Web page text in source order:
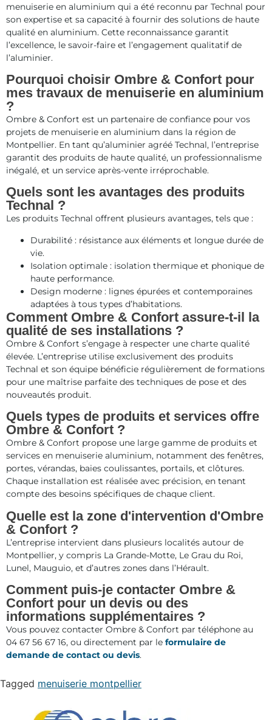
menuiserie en aluminium qui a été reconnu par Technal pour
son expertise et sa capacité à fournir des solutions de haute
qualité en aluminium. Cette reconnaissance garantit
l’excellence, le savoir-faire et l’engagement qualitatif de
l’aluminier.
Pourquoi choisir Ombre & Confort pour
mes travaux de menuiserie en aluminium
?
Ombre & Confort est un partenaire de confiance pour vos
projets de menuiserie en aluminium dans la région de
Montpellier. En tant qu’aluminier agréé Technal, l’entreprise
garantit des produits de haute qualité, un professionnalisme
inégalé, et un service après-vente irréprochable.
Quels sont les avantages des produits
Technal ?
Les produits Technal offrent plusieurs avantages, tels que :
Durabilité : résistance aux éléments et longue durée de
vie.
Isolation optimale : isolation thermique et phonique de
haute performance.
Design moderne : lignes épurées et contemporaines
adaptées à tous types d’habitations.
Comment Ombre & Confort assure-t-il la
qualité de ses installations ?
Ombre & Confort s’engage à respecter une charte qualité
élevée. L’entreprise utilise exclusivement des produits
Technal et son équipe bénéficie régulièrement de formations
pour une maîtrise parfaite des techniques de pose et des
nouveautés produit.
Quels types de produits et services offre
Ombre & Confort ?
Ombre & Confort propose une large gamme de produits et
services en menuiserie aluminium, notamment des fenêtres,
portes, vérandas, baies coulissantes, portails, et clôtures.
Chaque installation est réalisée avec précision, en tenant
compte des besoins spécifiques de chaque client.
Quelle est la zone d'intervention d'Ombre
& Confort ?
L’entreprise intervient dans plusieurs localités autour de
Montpellier, y compris La Grande-Motte, Le Grau du Roi,
Lunel, Mauguio, et d’autres zones dans l’Hérault.
Comment puis-je contacter Ombre &
Confort pour un devis ou des
informations supplémentaires ?
Vous pouvez contacter Ombre & Confort par téléphone au
04 67 56 67 16, ou directement par le formulaire de
demande de contact ou devis.
Tagged menuiserie montpellier